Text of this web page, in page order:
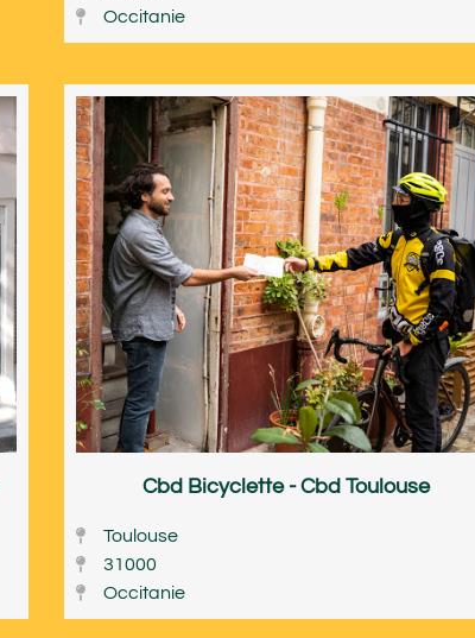
Occitanie
Cbd Bicyclette - Cbd Toulouse
Toulouse
31000
Occitanie